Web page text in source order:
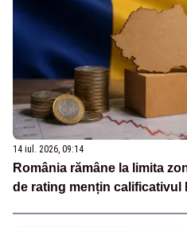
14 iul. 2026, 09:14
România rămâne la limita
de rating mențin calificativul